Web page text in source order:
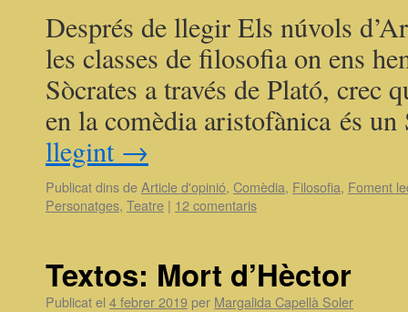
Després de llegir Els núvols
les classes de filosofia on ens
Sòcrates a través de Plató, crec
en la comèdia aristofànica és
llegint →
Publicat dins deArticle d'opinió, Comèdia, Filosofia, Foment
Personatges, Teatre | 12 comentaris
Textos: Mort d’Hèctor
Publicat el 4 febrer 2019 per Margalida Capellà Soler